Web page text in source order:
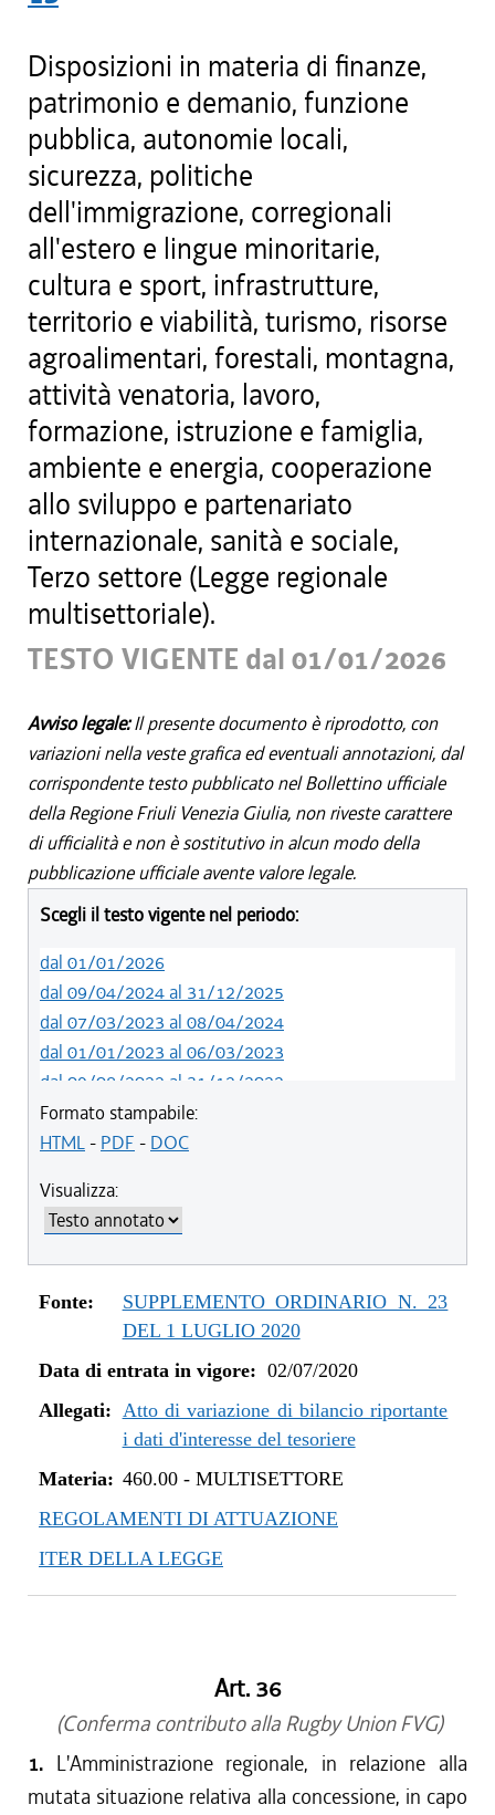
Disposizioni in materia di finanze,
patrimonio e demanio, funzione
pubblica, autonomie locali,
sicurezza, politiche
dell'immigrazione, corregionali
all'estero e lingue minoritarie,
cultura e sport, infrastrutture,
territorio e viabilità, turismo, risorse
agroalimentari, forestali, montagna,
attività venatoria, lavoro,
formazione, istruzione e famiglia,
ambiente e energia, cooperazione
allo sviluppo e partenariato
internazionale, sanità e sociale,
Terzo settore (Legge regionale
multisettoriale).
TESTO VIGENTE dal 01/01/2026
Avviso legale:Il presente documento è riprodotto, con
variazioni nella veste grafica ed eventuali annotazioni, dal
corrispondente testo pubblicato nel Bollettino ufficiale
della Regione Friuli Venezia Giulia, non riveste carattere
di ufficialità e non è sostitutivo in alcun modo della
pubblicazione ufficiale avente valore legale.
Scegli il testo vigente nel periodo:
dal 01/01/2026
dal 09/04/2024 al 31/12/2025
dal 07/03/2023 al 08/04/2024
dal 01/01/2023 al 06/03/2023
dal 09/08/2022 al 31/12/2022
dal 12/08/2021 al 31/12/2021
dal 20/05/2021 al 11/08/2021
dal 01/01/2021 al 26/04/2021
dal 12/11/2020 al 31/12/2020
dal 29/10/2020 al 11/11/2020
dal 02/07/2020 al 28/10/2020
Formato stampabile:
HTML- PDF - DOC
Visualizza:
Fonte:
SUPPLEMENTO ORDINARIO N. 23
DEL 1 LUGLIO 2020
Data di entrata in vigore: 02/07/2020
Allegati: Atto di variazione di bilancio riportante
i dati d'interesse del tesoriere
Materia: 460.00- MULTISETTORE
REGOLAMENTI DI ATTUAZIONE
ITER DELLA LEGGE
Art. 36
(Conferma contributo alla Rugby Union FVG)
1. L'Amministrazione regionale, in relazione alla
mutata situazione relativa alla concessione, in capo